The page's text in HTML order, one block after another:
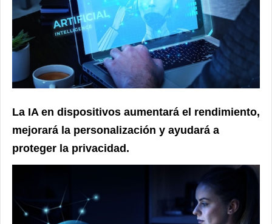
La IA en dispositivos aumentará el rendimiento,
mejorará la personalización y ayudará a
proteger la privacidad.